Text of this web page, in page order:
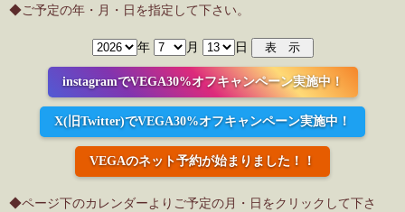
◆ご予定の年・月・日を指定して下さい。
年 月 日
instagramでVEGA30%オフキャンペーン実施中！
X(旧Twitter)でVEGA30%オフキャンペーン実施中！
VEGAのネット予約が始まりました！！
◆ページ下のカレンダーよりご予定の月・日をクリックして下さ